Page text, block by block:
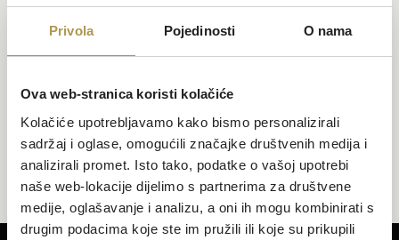
Privola Pojedinosti O nama
Ova web-stranica koristi kolačiće
Kolačiće upotrebljavamo kako bismo personalizirali
sadržaj i oglase, omogućili značajke društvenih medija i
analizirali promet. Isto tako, podatke o vašoj upotrebi
naše web-lokacije dijelimo s partnerima za društvene
medije, oglašavanje i analizu, a oni ih mogu kombinirati s
drugim podacima koje ste im pružili ili koje su prikupili
4 Noći Po Cijeni 3
Iskoristite priliku da se opustite i ostanete malo duže u Historic
pogledom na more.
OTKRIJTE VIŠE